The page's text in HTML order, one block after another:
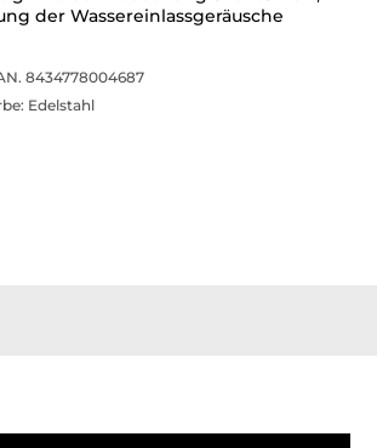
der Wassereinlassgeräusche
8434778004687
Edelstahl